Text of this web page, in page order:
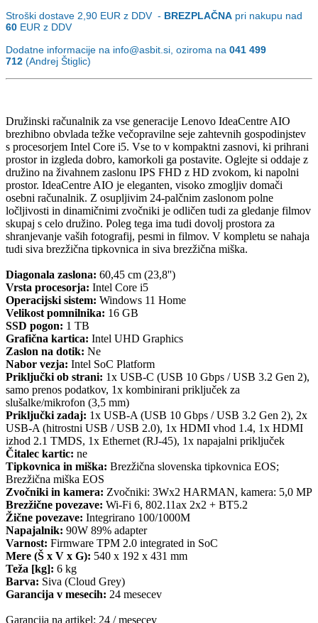
Stroški dostave 2,90 EUR z DDV - BREZPLAČNA pri nakupu nad
60 EUR z DDV
Dodatne informacije na info@asbit.si, oziroma na 041 499
712 (Andrej Štiglic)
Družinski računalnik za vse generacije Lenovo IdeaCentre AIO
brezhibno obvlada težke večopravilne seje zahtevnih gospodinjstev
s procesorjem Intel Core i5. Vse to v kompaktni zasnovi, ki prihrani
prostor in izgleda dobro, kamorkoli ga postavite. Oglejte si oddaje z
družino na živahnem zaslonu IPS FHD z HD zvokom, ki napolni
prostor. IdeaCentre AIO je eleganten, visoko zmogljiv domači
osebni računalnik. Z osupljivim 24-palčnim zaslonom polne
ločljivosti in dinamičnimi zvočniki je odličen tudi za gledanje filmov
skupaj s celo družino. Poleg tega ima tudi dovolj prostora za
shranjevanje vaših fotografij, pesmi in filmov. V kompletu se nahaja
tudi siva brezžična tipkovnica in siva brezžična miška.
Diagonala zaslona: 60,45 cm (23,8'')
Vrsta procesorja: Intel Core i5
Operacijski sistem: Windows 11 Home
Velikost pomnilnika: 16 GB
SSD pogon: 1 TB
Grafična kartica: Intel UHD Graphics
Zaslon na dotik: Ne
Nabor vezja: Intel SoC Platform
Priključki ob strani: 1x USB-C (USB 10 Gbps / USB 3.2 Gen 2),
samo prenos podatkov, 1x kombinirani priključek za
slušalke/mikrofon (3,5 mm)
Priključki zadaj: 1x USB-A (USB 10 Gbps / USB 3.2 Gen 2), 2x
USB-A (hitrostni USB / USB 2.0), 1x HDMI vhod 1.4, 1x HDMI
izhod 2.1 TMDS, 1x Ethernet (RJ-45), 1x napajalni priključek
Čitalec kartic: ne
Tipkovnica in miška: Brezžična slovenska tipkovnica EOS;
Brezžična miška EOS
Zvočniki in kamera: Zvočniki: 3Wx2 HARMAN, kamera: 5,0 MP
Brezžične povezave: Wi-Fi 6, 802.11ax 2x2 + BT5.2
Žične povezave: Integrirano 100/1000M
Napajalnik: 90W 89% adapter
Varnost: Firmware TPM 2.0 integrated in SoC
Mere (Š x V x G): 540 x 192 x 431 mm
Teža [kg]: 6 kg
Barva: Siva (Cloud Grey)
Garancija v mesecih: 24 mesecev
Garancija na artikel: 24 / mesecev